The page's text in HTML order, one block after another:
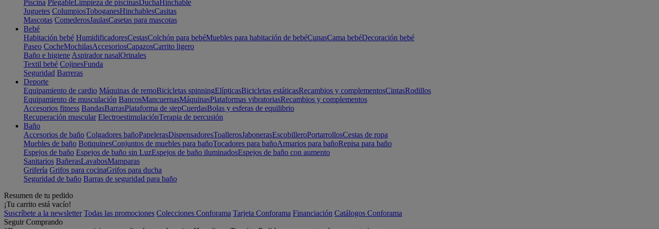
Piscina PlegableLimpieza de piscinasDuchaHinchable
Juguetes ColumpiosToboganesHinchablesCasitas
Mascotas ComederosJaulasCasetas para mascotas
Bebé
Habitación bebé HumidificadoresCestasColchón para bebéMuebles para habitación de bebéCunasCama bebéDecoración bebé
Paseo CocheMochilasAccesoriosCapazosCarrito ligero
Baño e higiene Aspirador nasalOrinales
Textil bebé CojinesFunda
Seguridad Barreras
Deporte
Equipamiento de cardio Máquinas de remoBicicletas spinningElípticasBicicletas estáticasRecambios y complementosCintasRodillos
Equipamiento de musculación BancosMancuernasMáquinasPlataformas vibratoriasRecambios y complementos
Accesorios fitness BandasBarrasPlataforma de stepCuerdasBolas y esferas de equilibrio
Recuperación muscular ElectroestimulaciónTerapia de percusión
Baño
Accesorios de baño Colgadores bañoPapelerasDispensadoresToallerosJabonerasEscobilleroPortarrollosCestas de ropa
Muebles de baño BotiquinesConjuntos de muebles para bañoTocadores para bañoArmarios para bañoRepisa para baño
Espejos de baño Espejos de baño sin LuzEspejos de baño iluminadosEspejos de baño con aumento
Sanitarios BañerasLavabosMamparas
Grifería Grifos para cocinaGrifos para ducha
Seguridad de baño Barras de seguridad para baño
Resumen de tu pedido
¡Tu carrito está vacío!
Suscríbete a la newsletter Todas las promociones Colecciones Conforama Tarjeta Conforama Financiación Catálogos Conforama
Seguir Comprando